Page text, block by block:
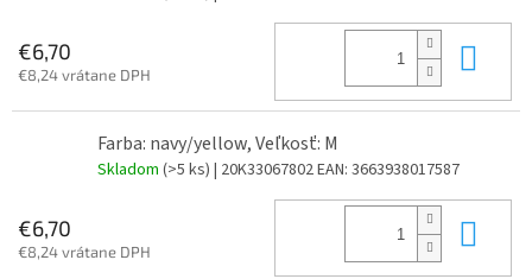
€6,70
€8,24 vrátane DPH
Farba: navy/yellow, Veľkosť: M
Skladom (>5 ks) | 20K33067802EAN: 3663938017587
€6,70
€8,24 vrátane DPH